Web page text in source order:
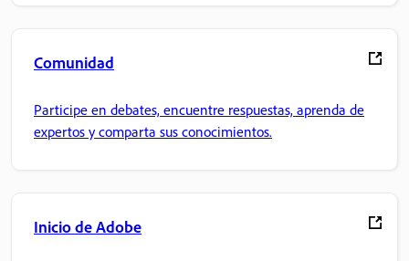
Comunidad
Participe en debates, encuentre respuestas, aprenda de
expertos y comparta sus conocimientos.
Inicio de Adobe